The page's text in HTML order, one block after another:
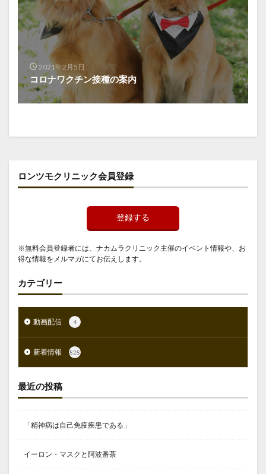
2021年2月5日
コロナワクチン接種の案内
ロンツモクリニック会員登録
登録する
※無料会員登録者には、ナカムラクリニック主催のイベント情報や、お
得な情報をメルマガにてお伝えします。
カテゴリー
動画配信 4
新着情報 828
最近の投稿
「精神病は自己免疫疾患である」
イーロン・マスクと阿波番茶